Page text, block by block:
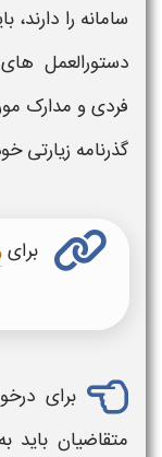
سامانه را
دستورالعمل‌
فردی و مدارک
گذرنامه زیارتی
برای
برای